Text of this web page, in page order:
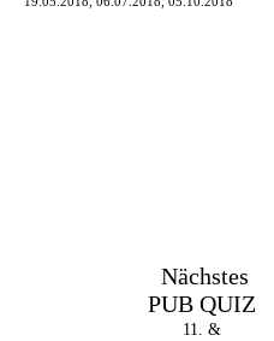
Nächstes
PUB QUIZ
11. &